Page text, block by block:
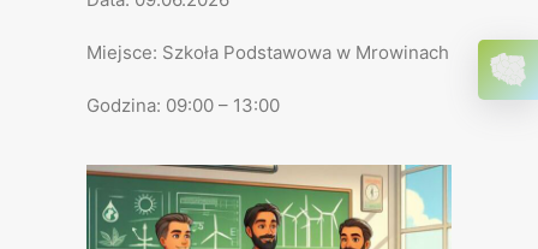
Miejsce: Szkoła Podstawowa w Mrowinach
Godzina: 09:00 – 13:00